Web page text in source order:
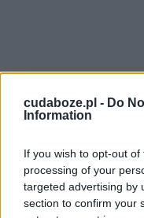
cudaboze.pl - Do
Information
If you wish to opt-out
processing of your
targeted advertising by
section to confirm your